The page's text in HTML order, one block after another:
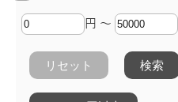
円 ～
リセット 検索